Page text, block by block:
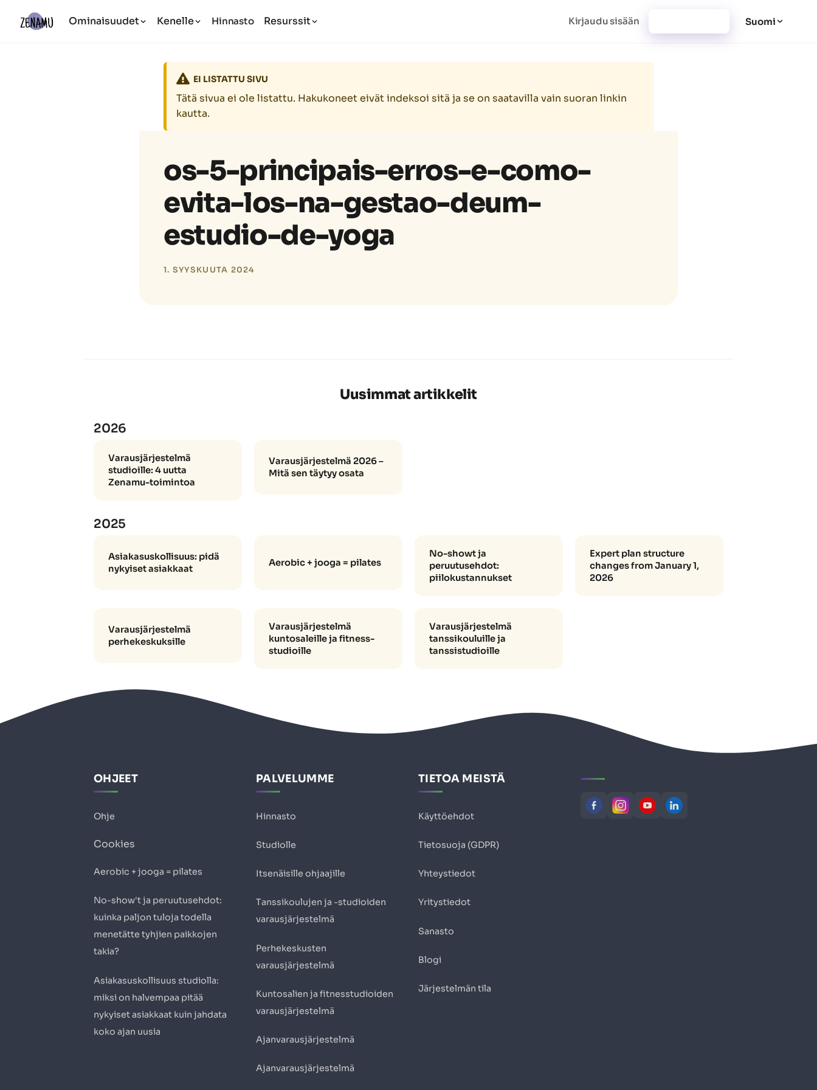
Ominaisuudet Kenelle Hinnasto Resurssit Kirjaudu sisään Suomi
Uusimmat artikkelit
2026
Varausjärjestelmä
studioille: 4 uutta
Zenamu-toimintoa
Varausjärjestelmä 2026 –
Mitä sen täytyy osata
2025
Asiakasuskollisuus: pidä
nykyiset asiakkaat
Aerobic + jooga = pilates
No-showt ja
peruutusehdot:
piilokustannukset
Expert plan structure
changes from January 1,
2026
Varausjärjestelmä
perhekeskuksille
Varausjärjestelmä
kuntosaleille ja fitness-
studioille
Varausjärjestelmä
tanssikouluille ja
tanssistudioille
EI LISTATTU SIVU
Tätä sivua ei ole listattu. Hakukoneet eivät indeksoi sitä ja se on saatavilla vain suoran linkin
kautta.
os-5-principais-erros-e-como-
evita-los-na-gestao-deum-
estudio-de-yoga
1. SYYSKUUTA 2024
OHJEET
Ohje
Cookies
Aerobic + jooga = pilates
No-show't ja peruutusehdot:
kuinka paljon tuloja todella
menetätte tyhjien paikkojen
takia?
Asiakasuskollisuus studiolla:
miksi on halvempaa pitää
nykyiset asiakkaat kuin jahdata
koko ajan uusia
PALVELUMME
Hinnasto
Studiolle
Itsenäisille ohjaajille
Tanssikoulujen ja -studioiden
varausjärjestelmä
Perhekeskusten
varausjärjestelmä
Kuntosalien ja fitnesstudioiden
varausjärjestelmä
Ajanvarausjärjestelmä
Ajanvarausjärjestelmä
TIETOA MEISTÄ
Käyttöehdot
Tietosuoja (GDPR)
Yhteystiedot
Yritystiedot
Sanasto
Blogi
Järjestelmän tila